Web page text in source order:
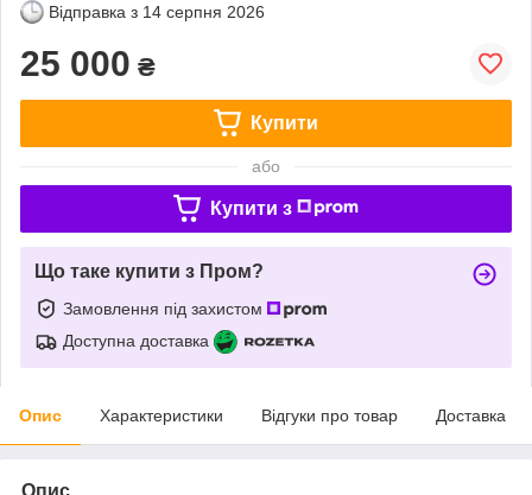
Відправка з 14 серпня 2026
25 000 ₴
Купити
або
Купити з
Що таке купити з Пром?
Замовлення під захистом
Доступна доставка
Опис Характеристики Відгуки про товар Доставка
Опис